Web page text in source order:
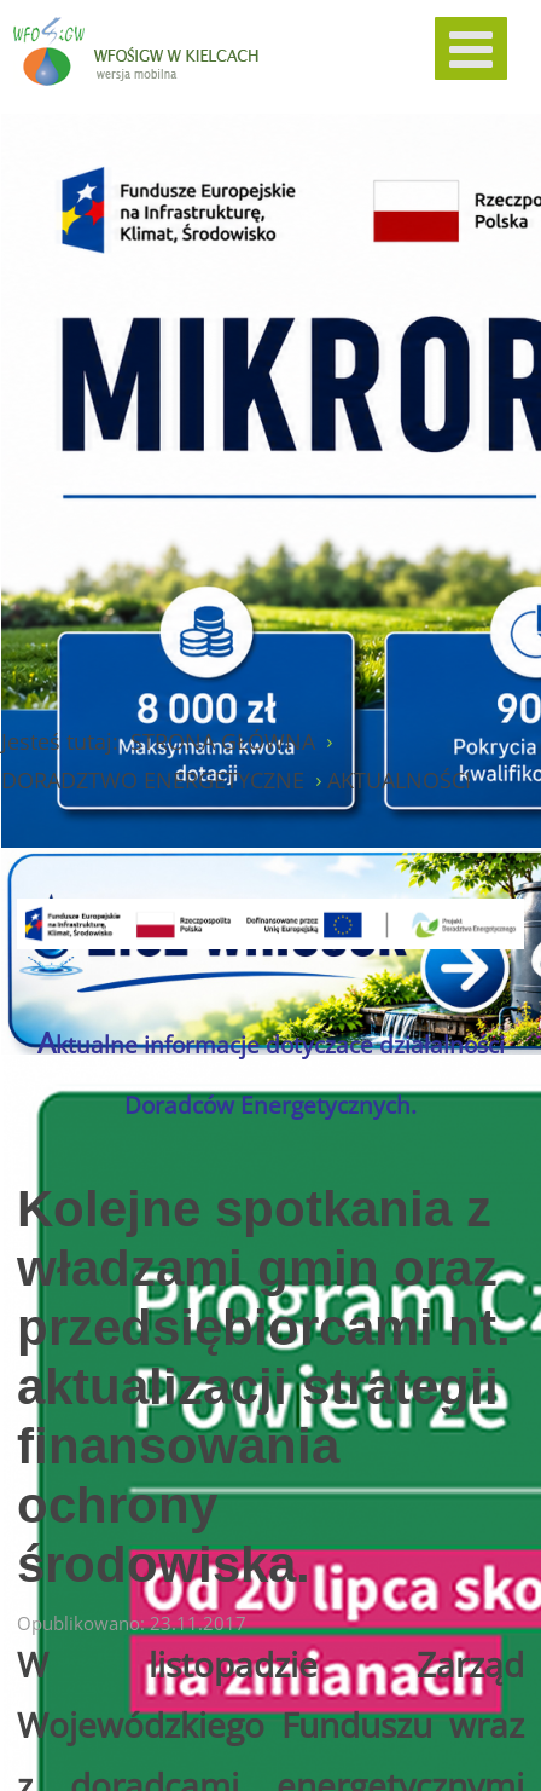
Jesteś tutaj:STRONA GŁÓWNA
DORADZTWO ENERGETYCZNE
AKTUALNOŚCI
Aktualne informacje dotyczace działalności
Doradców Energetycznych.
Kolejne spotkania z
władzami gmin oraz
przedsiębiorcami nt.
aktualizacji strategii
finansowania
ochrony
środowiska.
Opublikowano: 23.11.2017
W listopadzie Zarząd
Wojewódzkiego Funduszu wraz